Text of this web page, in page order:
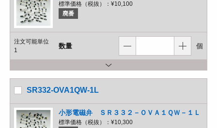
標準価格（税抜）： ¥10,100
廃番
注文可能単位
1
数量 個
SR332-OVA1QW-1L
小形電磁弁 ＳＲ３３２－ＯＶＡ１ＱＷ－１Ｌ
標準価格（税抜）： ¥10,300